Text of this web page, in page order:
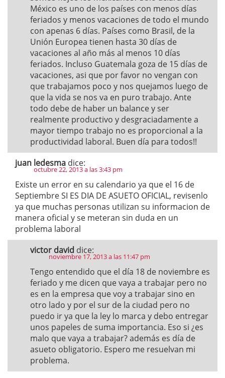
México es uno de los países con menos días
feriados y menos vacaciones de todo el mundo
con apenas 6 días. Países como Brasil, de la
Unión Europea tienen hasta 30 días de
vacaciones al año más al menos 10 días
feriados. Incluso Guatemala goza de 15 días de
vacaciones, asi que por favor no vengan con
que trabajamos poco y nos quejamos luego de
que la vida se nos va en puro trabajo. Ante
todo debe de haber un balance y ser
realmente productivo y desgraciadamente a
mayor tiempo trabajo no es proporcional a la
productividad laboral. Buen día para todos!!
juan ledesma dice:
octubre 22, 2013 a las 3:43 pm
Existe un error en su calendario ya que el 16 de
Septiembre SI ES DIA DE ASUETO OFICIAL, revisenlo
ya que muchas personas utilizan su informacion de
manera oficial y se meteran sin duda en un
problema laboral
victor david dice:
noviembre 17, 2013 a las 11:47 pm
Tengo entendido que el día 18 de noviembre es
feriado y me dicen que vaya a trabajar pero no
es en la empresa que voy a trabajar sino en
otro lado y por el sur de la ciudad pero no
puedo ir ya que la ley lo marca y debo entregar
unos papeles de suma importancia. Eso si ¿es
malo que vaya a trabajar? además es día de
asueto obligatorio. Espero me resuelvan mi
problema.